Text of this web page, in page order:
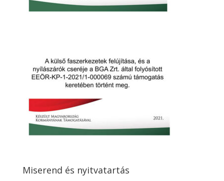
Miserend és nyitvatartás